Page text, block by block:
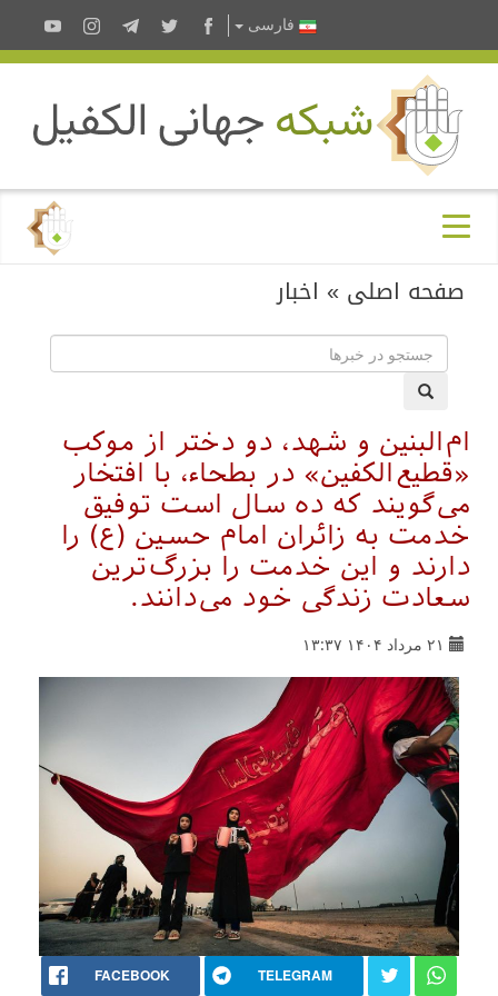
فارسى
صفحه اصلی » اخبار
ام‌البنین و شهد، دو دختر از موکب
«قطیع‌الکفین» در بطحاء، با افتخار
می‌گویند که ده سال است توفیق
خدمت به زائران امام حسین (ع) را
دارند و این خدمت را بزرگ‌ترین
سعادت زندگی‌ خود می‌دانند.
۲۱ مرداد ۱۴۰۴ ۱۳:۳۷
FACEBOOK TELEGRAM